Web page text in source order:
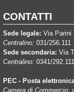
CONTATTI
Sede legale: Via Parini
Centralino: 031/256.111
Sede secondaria: Via
Centralino: 0341/292.111
PEC - Posta
Camera di Commercio: